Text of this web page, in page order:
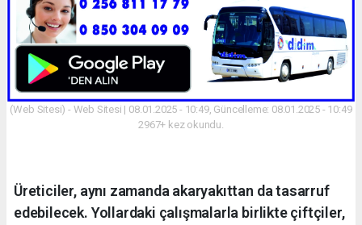
(Web Sitesi) - Web Sitesi | 08.01.2025 - 10:49, Güncelleme: 08.01.2025 - 10:49
2967+ kez okundu.
Üreticiler, aynı zamanda akaryakıttan da tasarruf
edebilecek. Yollardaki çalışmalarla birlikte çiftçiler,